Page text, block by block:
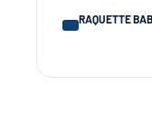
RAQUETTE